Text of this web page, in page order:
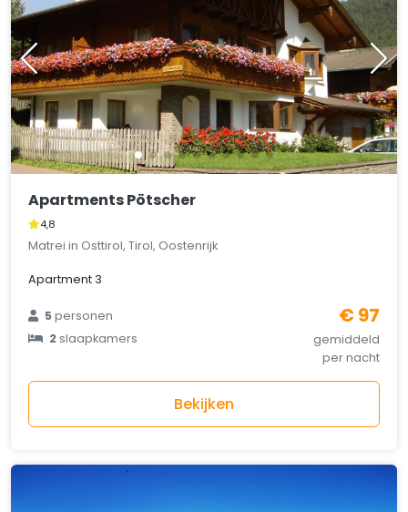
Apartments Pötscher
4,8
Matrei in Osttirol, Tirol, Oostenrijk
Apartment 3
5personen
2slaapkamers
€ 97
gemiddeld
per nacht
Bekijken